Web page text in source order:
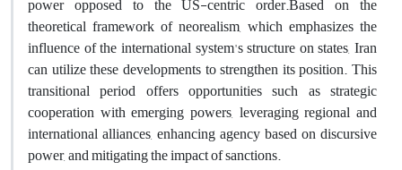
theoretical framework of neorealism, which emphasizes the
influence of the international system's structure on states, Iran
can utilize these developments to strengthen its position. This
transitional period offers opportunities such as strategic
cooperation with emerging powers, leveraging regional and
international alliances, enhancing agency based on discursive
power, and mitigating the impact of sanctions.